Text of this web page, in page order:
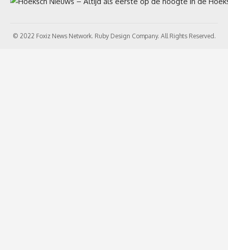
© 2022 Foxiz News Network. Ruby Design Company. All Rights Reserved.